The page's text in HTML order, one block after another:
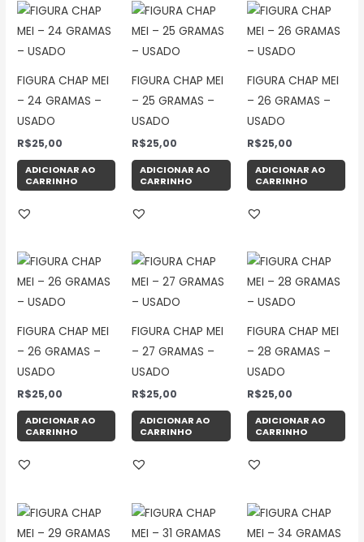
FIGURA CHAP MEI
– 24 GRAMAS –
USADO
R$25,00
ADICIONAR AO
CARRINHO
FIGURA CHAP MEI
– 25 GRAMAS –
USADO
R$25,00
ADICIONAR AO
CARRINHO
FIGURA CHAP MEI
– 26 GRAMAS –
USADO
R$25,00
ADICIONAR AO
CARRINHO
FIGURA CHAP MEI
– 26 GRAMAS –
USADO
R$25,00
ADICIONAR AO
CARRINHO
FIGURA CHAP MEI
– 27 GRAMAS –
USADO
R$25,00
ADICIONAR AO
CARRINHO
FIGURA CHAP MEI
– 28 GRAMAS –
USADO
R$25,00
ADICIONAR AO
CARRINHO